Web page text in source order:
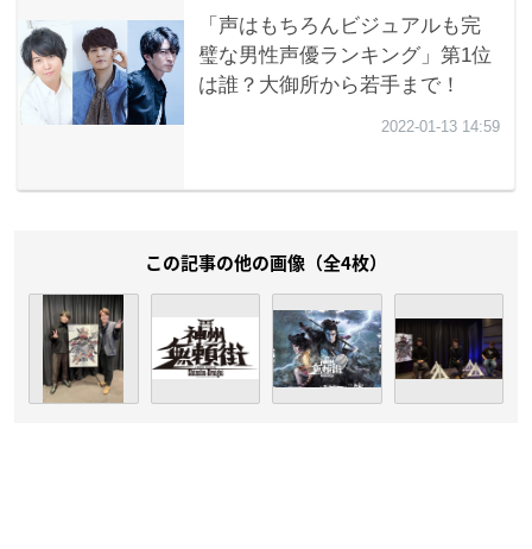
この記事の他の画像（全4枚）